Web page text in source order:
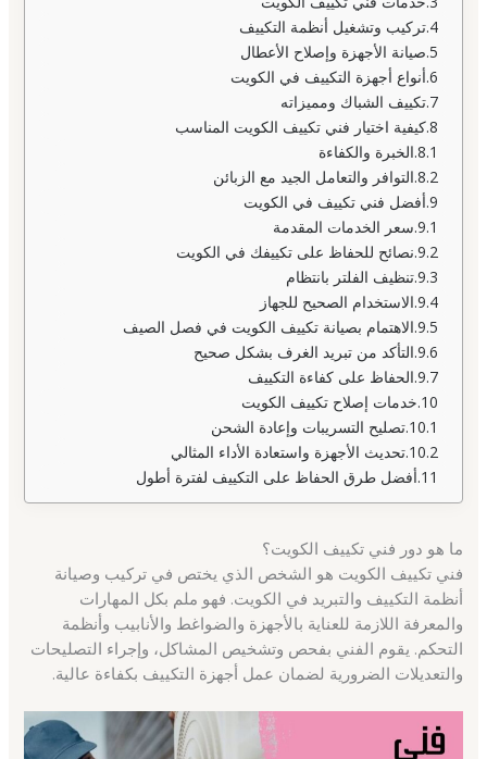
تركيب وتشغيل أنظمة التكييف
صيانة الأجهزة وإصلاح الأعطال
أنواع أجهزة التكييف في الكويت
تكييف الشباك ومميزاته
كيفية اختيار فني تكييف الكويت المناسب
الخبرة والكفاءة
التوافر والتعامل الجيد مع الزبائن
أفضل فني تكييف في الكويت
سعر الخدمات المقدمة
نصائح للحفاظ على تكييفك في الكويت
تنظيف الفلتر بانتظام
الاستخدام الصحيح للجهاز
الاهتمام بصيانة تكييف الكويت في فصل الصيف
التأكد من تبريد الغرف بشكل صحيح
الحفاظ على كفاءة التكييف
خدمات إصلاح تكييف الكويت
تصليح التسريبات وإعادة الشحن
تحديث الأجهزة واستعادة الأداء المثالي
أفضل طرق الحفاظ على التكييف لفترة أطول
ما هو دور فني تكييف الكويت؟
فني تكييف الكويت هو الشخص الذي يختص في تركيب وصيانة
أنظمة التكييف والتبريد في الكويت. فهو ملم بكل المهارات
والمعرفة اللازمة للعناية بالأجهزة والضواغط والأنابيب وأنظمة
التحكم. يقوم الفني بفحص وتشخيص المشاكل، وإجراء التصليحات
والتعديلات الضرورية لضمان عمل أجهزة التكييف بكفاءة عالية.